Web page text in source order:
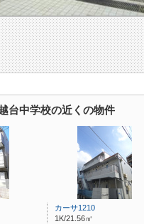
台中学校の近くの物件
カーサ1210
1K/21.56㎡